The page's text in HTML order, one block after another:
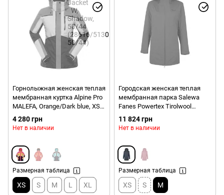
Горнолыжная женская теплая
мембранная куртка Alpine Pro
MALEFA, Orange/Dark blue, XS
(LJCY546235 XS)
4 280 грн
Нет в наличии
Размерная таблица
XS S M L XL
Городская женская теплая
мембранная парка Salewa
Fanes Powertex Tirolwool
Responsive Women's Parka,
Ombre Blue, 44/38 (272383866)
11 824 грн
Нет в наличии
Размерная таблица
XS S M